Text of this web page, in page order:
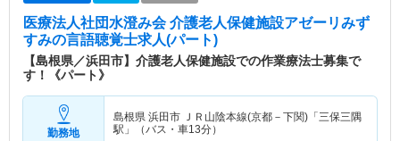
医療法人社団水澄み会 介護老人保健施設アゼーリみず
すみの言語聴覚士求人(パート)
【島根県／浜田市】介護老人保健施設での作業療法士募集で
す！《パート》
勤務地
島根県 浜田市 ＪＲ山陰本線(京都－下関)「三保三隅
駅」（バス・車13分）